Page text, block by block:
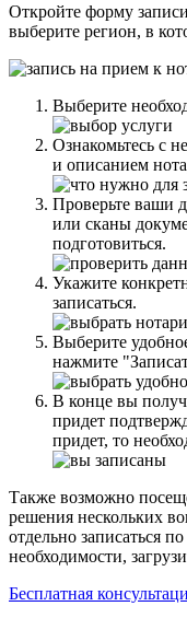
Откройте форму
выберите регион, в
Выберите
Ознакомьтесь с
и описанием
Проверьте ваши
или сканы
подготовиться.
Укажите
записаться.
Выберите
нажмите
В конце вы
придет
придет, то
Также возможно
решения нескольких
отдельно записаться
необходимости,
Бесплатная